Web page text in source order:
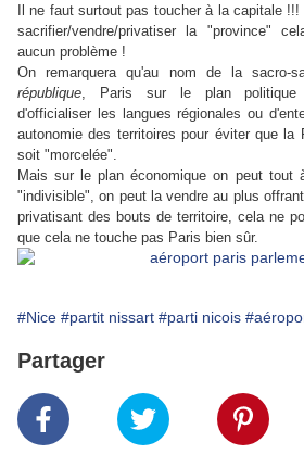
Il ne faut surtout pas toucher à la capitale
sacrifier/vendre/privatiser la "province"
aucun problème !
On remarquera qu'au nom de la sacro-
république, Paris sur le plan politique
d'officialiser les langues régionales ou
autonomie des territoires pour éviter que la
soit "morcelée".
Mais sur le plan économique on peut tout
"indivisible", on peut la vendre au plus
privatisant des bouts de territoire, cela ne
que cela ne touche pas Paris bien sûr.
#Nice #partit nissart #parti nicois
Partager